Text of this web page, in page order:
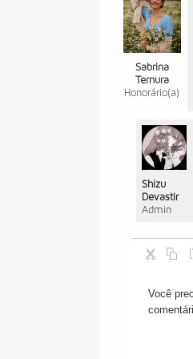
Sabrina
Ternura
Honorário(a)
Shizu
Devastir
Admin